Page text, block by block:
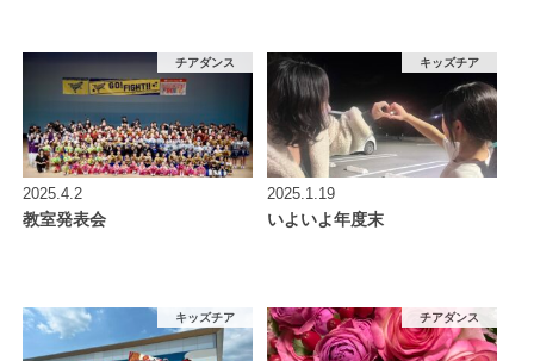
チアダンス
2025.4.2
教室発表会
キッズチア
2025.1.19
いよいよ年度末
キッズチア チアダンス